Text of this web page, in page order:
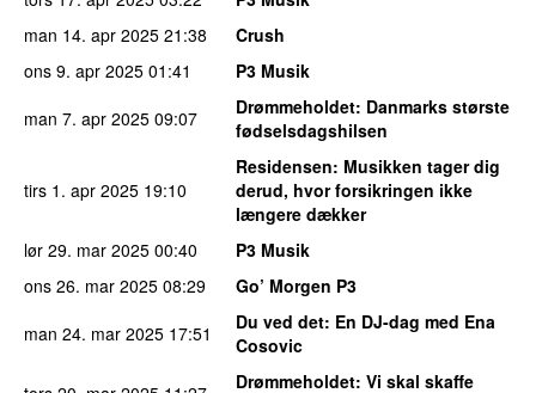
man 14. apr 2025 21:38
Crush
ons 9. apr 2025 01:41
P3 Musik
man 7. apr 2025 09:07 Drømmeholdet: Danmarks største
fødselsdagshilsen
tirs 1. apr 2025 19:10
Residensen: Musikken tager dig
derud, hvor forsikringen ikke
længere dækker
lør 29. mar 2025 00:40
P3 Musik
ons 26. mar 2025 08:29
Go’ Morgen P3
man 24. mar 2025 17:51 Du ved det: En DJ-dag med Ena
Cosovic
Drømmeholdet: Vi skal skaffe